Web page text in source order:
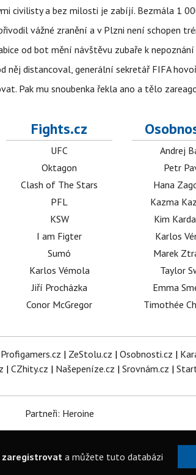
civilisty a bez milosti je zabíjí. Bezmála 1
vážné zranění a v Plzni není schopen
od bot mění návštěvu zubaře k nepoznání
něj distancoval, generální sekretář FIFA
Pak mu snoubenka řekla ano a tělo
Fights.cz
UFC
Oktagon
Clash of The Stars
PFL
KSW
I am Figter
Sumó
Karlos Vémola
Jiří Procházka
Conor McGregor
Andrej
Petr
Hana
Kazma
Kim
Karlos
Marek
Taylor
Emma
Timothée
Profigamers.cz | ZeStolu.cz | Osobnosti.cz |
| CZhity.cz | Našepeníze.cz | Srovnám.cz |
Partneři: Heroine
zaregistrovata můžete tuto databázi